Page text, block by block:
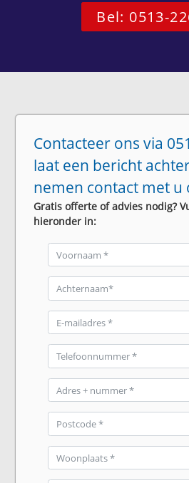
Bel: 0513-
Contacteer ons via
laat een bericht
nemen contact met u
Gratis offerte of advies nodig?
hieronder in: